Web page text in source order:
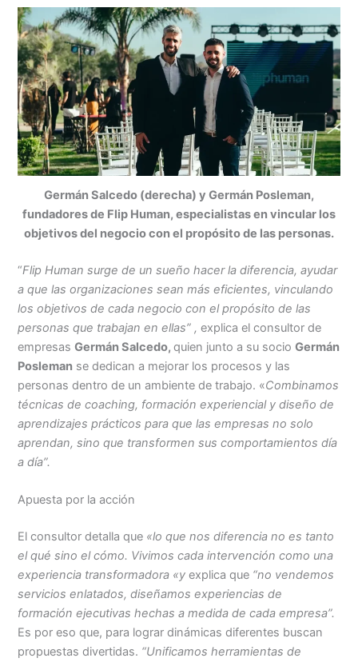
Germán Salcedo (derecha) y Germán Posleman,
fundadores de Flip Human, especialistas en vincular los
objetivos del negocio con el propósito de las personas.
“Flip Human surge de un sueño hacer la diferencia, ayudar
a que las organizaciones sean más eficientes, vinculando
los objetivos de cada negocio con el propósito de las
personas que trabajan en ellas” , explica el consultor de
empresasGermán Salcedo,quien junto a su socioGermán
Posleman se dedican a mejorar los procesos y las
personas dentro de un ambiente de trabajo. «Combinamos
técnicas de coaching, formación experiencial y diseño de
aprendizajes prácticos para que las empresas no solo
aprendan, sino que transformen sus comportamientos día
a día”.
Apuesta por la acción
El consultor detalla que «lo que nos diferencia no es tanto
el qué sino el cómo. Vivimos cada intervención como una
experiencia transformadora «y explica que “no vendemos
servicios enlatados, diseñamos experiencias de
formación ejecutivas hechas a medida de cada empresa”.
Es por eso que, para lograr dinámicas diferentes buscan
propuestas divertidas. “Unificamos herramientas de